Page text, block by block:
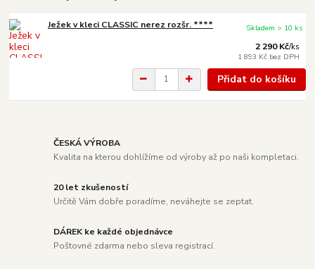
Ježek v kleci CLASSIC nerez rozšr. ****
2 290 Kč/ks
1 893 Kč bez DPH
Skladem > 10 ks
Přidat do košíku
ČESKÁ VÝROBA
Kvalita na kterou dohlížíme od výroby až po naši kompletaci.
20 let zkušeností
Určitě Vám dobře poradíme, neváhejte se zeptat.
DÁREK ke každé objednávce
Poštovné zdarma nebo sleva registrací.